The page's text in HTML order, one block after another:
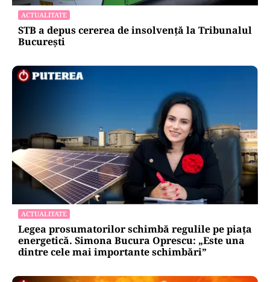
ACTUALITATE
STB a depus cererea de insolvență la Tribunalul
București
ACTUALITATE
Legea prosumatorilor schimbă regulile pe piața
energetică. Simona Bucura Oprescu: „Este una
dintre cele mai importante schimbări”